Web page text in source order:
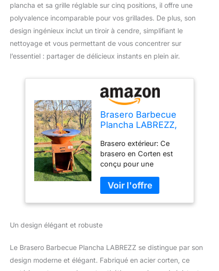
plancha et sa grille réglable sur cinq positions, il offre une
polyvalence incomparable pour vos grillades. De plus, son
design ingénieux inclut un tiroir à cendre, simplifiant le
nettoyage et vous permettant de vous concentrer sur
l’essentiel : partager de délicieux instants en plein air.
Brasero Barbecue
Plancha LABREZZ,
Bois avec plancha
et Grille en diametre
85 cm. Grillades,
Exterieur,tiroir à
Cendre, Grille
reglable 5 Positions
Brasero extérieur: Ce
brasero en Corten est
conçu pour une
feu de bois ou charbon
Dimensions généreuses:
Avec ses 85 cm de
offre une grande surface
des plats savoureux.
Polyvalence: Grâce à sa
conception plancha,
Un design élégant et robuste
Le Brasero Barbecue Plancha LABREZZ se distingue par son
design moderne et élégant. Fabriqué en acier corten, ce